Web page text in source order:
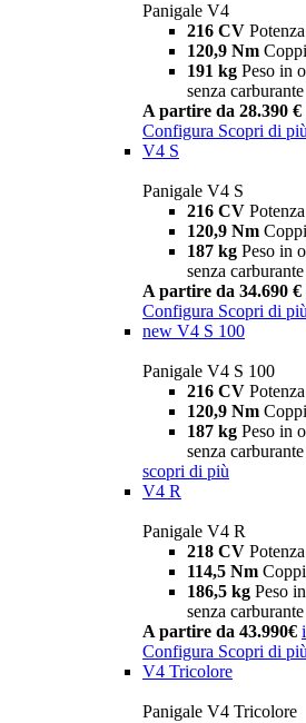
Panigale V4
216 CV Potenza
120,9 Nm
191 kg Peso in
senza carburante
A partire da 28.390 €
Configura Scopri di più
V4 S
Panigale V4 S
216 CV Potenza
120,9 Nm
187 kg Peso in
senza
A partire da 34.690 €
Configura Scopri di più
new V4 S 100
Panigale V4 S 100
216 CV Potenza
120,9 Nm
187 kg Peso in
senza
scopri di più
V4 R
Panigale V4 R
218 CV Potenza
114,5 Nm
186,5 kg Peso
senza carburante
A partire da 43.990€ i
Configura Scopri di più
V4 Tricolore
Panigale V4 Tricolore